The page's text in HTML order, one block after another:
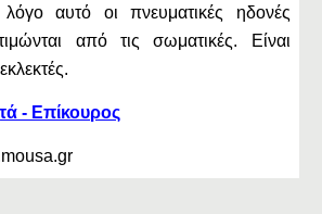
αυτό οι πνευματικές ηδονές
από τις σωματικές. Είναι
- Επίκουρος